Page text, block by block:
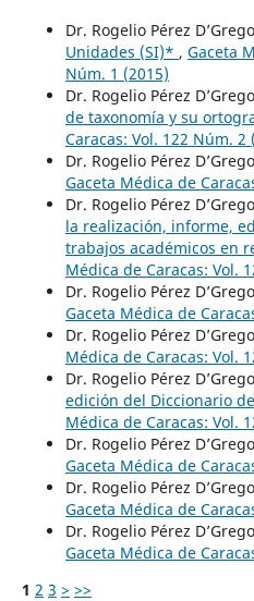
Dr. Rogelio Pérez
Unidades (SI)* , Gaceta
Núm. 1 (2015)
Dr. Rogelio Pérez
de taxonomía y su
Caracas: Vol. 122 Núm. 2
Dr. Rogelio Pérez
Gaceta Médica de
Dr. Rogelio Pérez
la realización, informe,
trabajos académicos en
Médica de Caracas: Vol.
Dr. Rogelio Pérez
Gaceta Médica de
Dr. Rogelio Pérez
Médica de Caracas: Vol.
Dr. Rogelio Pérez
edición del Diccionario
Médica de Caracas: Vol.
Dr. Rogelio Pérez
Gaceta Médica de
Dr. Rogelio Pérez
Gaceta Médica de
Dr. Rogelio Pérez
Gaceta Médica de
1 2 3 > >>